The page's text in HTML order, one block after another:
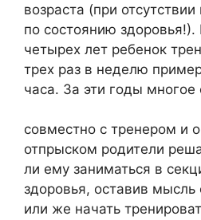
возраста (при
по состоянию здоровья!).
четырех лет ребенок
трех раз в неделю
часа. За эти годы многое
совместно с тренером и
отпрыском родители
ли ему заниматься в
здоровья, оставив
или же начать